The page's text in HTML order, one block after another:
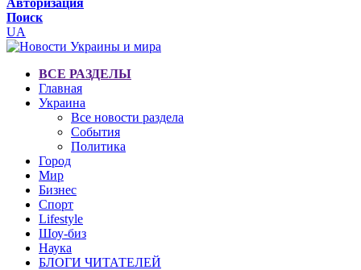
Авторизация
Поиск
UA
ВСЕ РАЗДЕЛЫ
Главная
Украина
Все новости раздела
События
Политика
Город
Мир
Бизнес
Спорт
Lifestyle
Шоу-биз
Наука
БЛОГИ ЧИТАТЕЛЕЙ